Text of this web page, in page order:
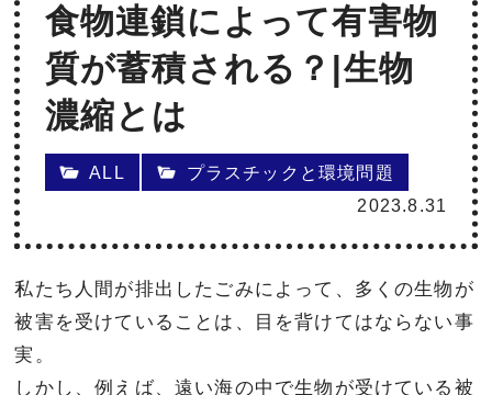
食物連鎖によって有害物
質が蓄積される？|生物
濃縮とは
ALL
プラスチックと環境問題
2023.8.31
私たち人間が排出したごみによって、多くの生物が
被害を受けていることは、目を背けてはならない事
実。
しかし、例えば、遠い海の中で生物が受けている被